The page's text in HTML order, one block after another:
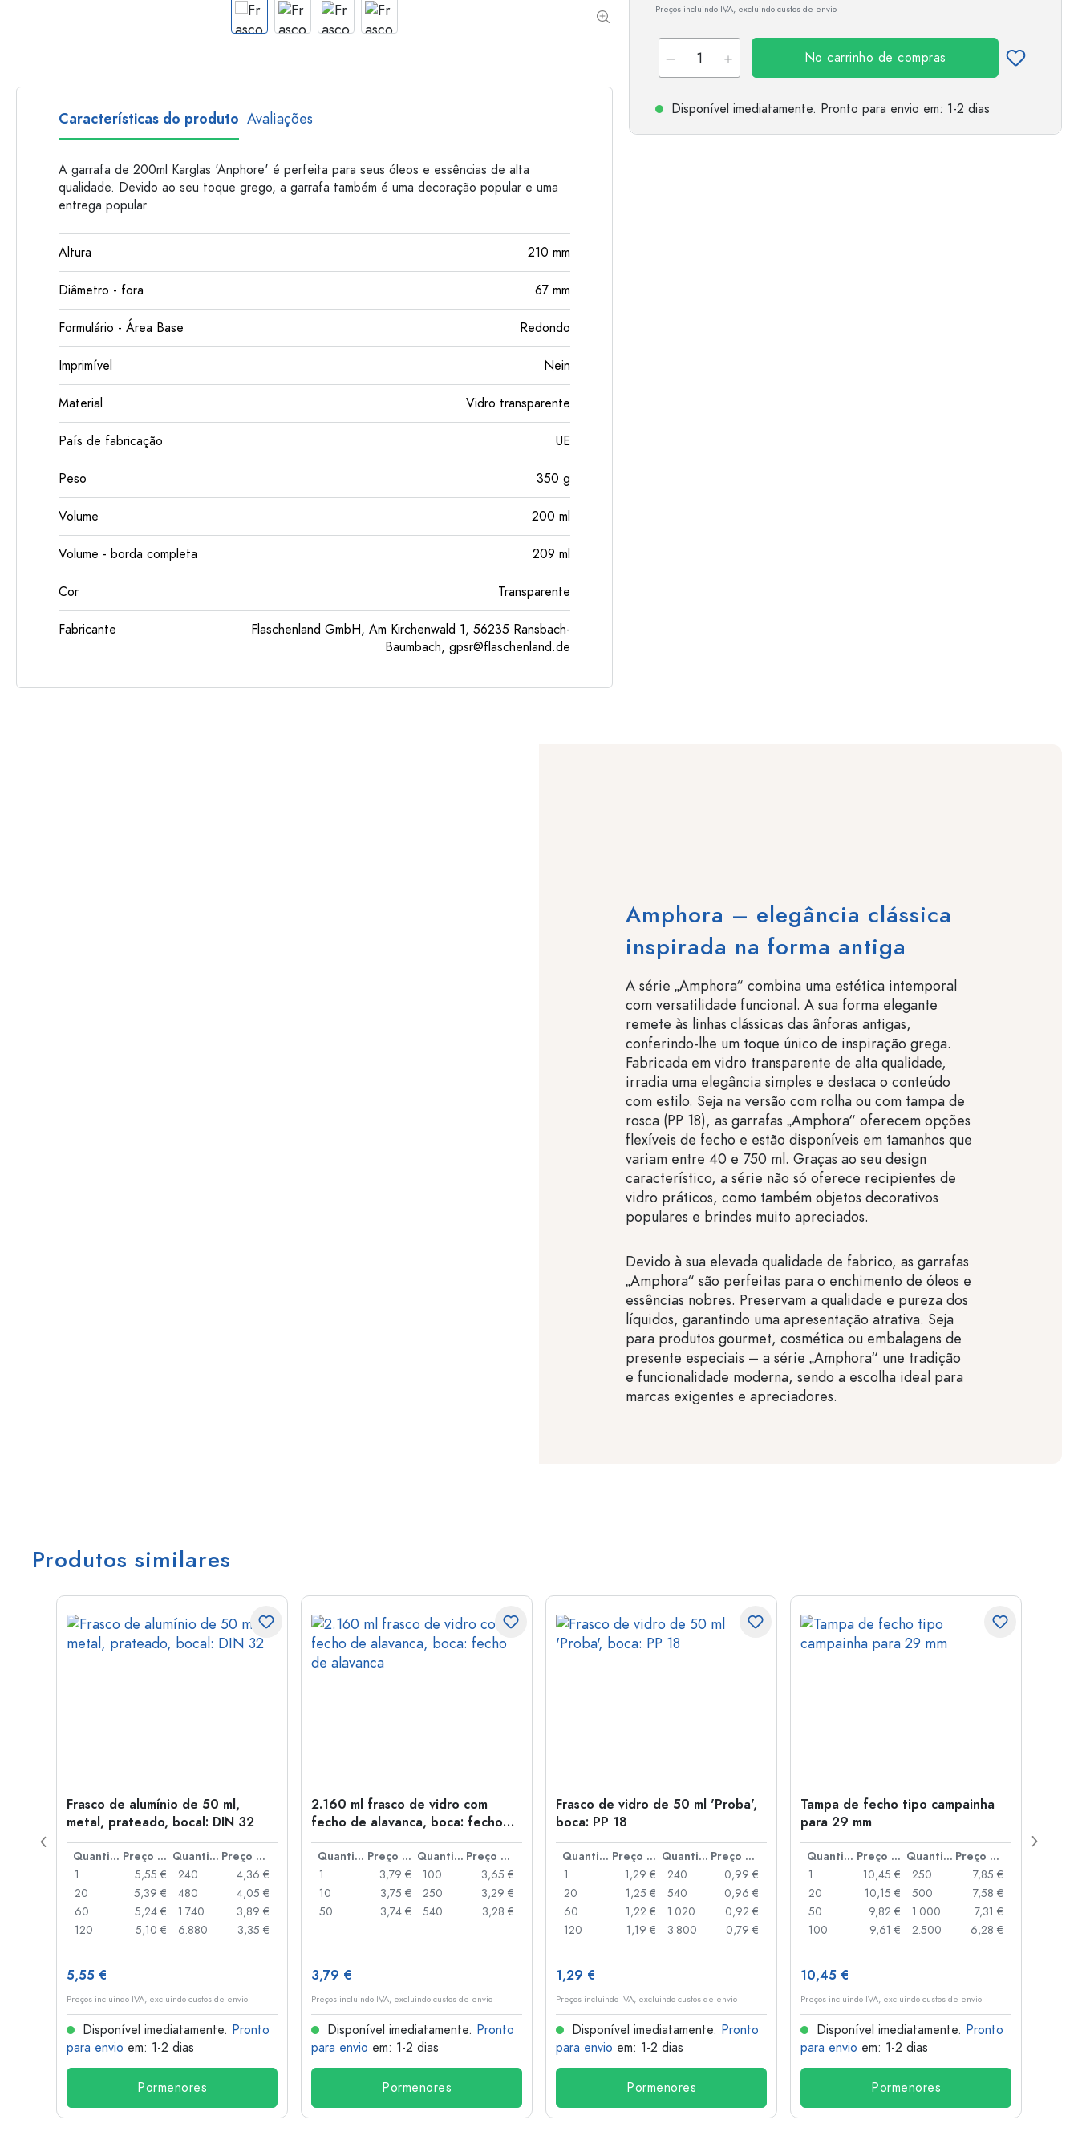
Garrafas de plastico
Preços incluindo IVA, excluindo custos de envio
No carrinho de compras
Disponível imediatamente. Pronto para envio em: 1-2 dias
Características do produto Avaliações
A garrafa de 200ml Karglas 'Anphore' é perfeita para seus óleos e essências de alta
qualidade. Devido ao seu toque grego, a garrafa também é uma decoração popular e uma
entrega popular.
Altura 210 mm
Diâmetro - fora 67 mm
Formulário - Área Base Redondo
Imprimível Nein
Material Vidro transparente
País de fabricação UE
Peso 350 g
Volume 200 ml
Volume - borda completa 209 ml
Cor Transparente
Fabricante
Flaschenland GmbH, Am Kirchenwald 1, 56235 Ransbach-
Baumbach, gpsr@flaschenland.de
Amphora – elegância clássica
inspirada na forma antiga
A série „Amphora“ combina uma estética intemporal
com versatilidade funcional. A sua forma elegante
remete às linhas clássicas das ânforas antigas,
conferindo-lhe um toque único de inspiração grega.
Fabricada em vidro transparente de alta qualidade,
irradia uma elegância simples e destaca o conteúdo
com estilo. Seja na versão com rolha ou com tampa de
rosca (PP 18), as garrafas „Amphora“ oferecem opções
flexíveis de fecho e estão disponíveis em tamanhos que
variam entre 40 e 750 ml. Graças ao seu design
característico, a série não só oferece recipientes de
vidro práticos, como também objetos decorativos
populares e brindes muito apreciados.
Devido à sua elevada qualidade de fabrico, as garrafas
„Amphora“ são perfeitas para o enchimento de óleos e
essências nobres. Preservam a qualidade e pureza dos
líquidos, garantindo uma apresentação atrativa. Seja
para produtos gourmet, cosmética ou embalagens de
presente especiais – a série „Amphora“ une tradição
e funcionalidade moderna, sendo a escolha ideal para
marcas exigentes e apreciadores.
Produtos similares
Frasco de alumínio de 50 ml,
metal, prateado, bocal: DIN 32
Quantidade Preço por peça Quantidade
Preço por peça
1
5,55 €
20
5,39 €
60
5,24 €
120
5,10 €
240
4,36 €
480
4,05 €
1.740
3,89 €
6.880
3,35 €
5,55 €
Preços incluindo IVA, excluindo custos de envio
Disponível imediatamente. Pronto
para envio em: 1-2 dias
Pormenores
2.160 ml frasco de vidro com
fecho de alavanca, boca: fecho
de alavanca
Quantidade Preço por peça Quantidade
Preço por peça
1
3,79 €
10
3,75 €
50
3,74 €
100
3,65 €
250
3,29 €
540
3,28 €
3,79 €
Preços incluindo IVA, excluindo custos de envio
Disponível imediatamente. Pronto
para envio em: 1-2 dias
Pormenores
Frasco de vidro de 50 ml 'Proba',
boca: PP 18
Quantidade Preço por peça Quantidade
Preço por peça
1
1,29 €
20
1,25 €
60
1,22 €
120
1,19 €
240
0,99 €
540
0,96 €
1.020
0,92 €
3.800
0,79 €
1,29 €
Preços incluindo IVA, excluindo custos de envio
Disponível imediatamente. Pronto
para envio em: 1-2 dias
Pormenores
Tampa de fecho tipo campainha
para 29 mm
Quantidade Preço por peça Quantidade
Preço por peça
1
10,45 €
20
10,15 €
50
9,82 €
100
9,61 €
250
7,85 €
500
7,58 €
1.000
7,31 €
2.500
6,28 €
10,45 €
Preços incluindo IVA, excluindo custos de envio
Disponível imediatamente. Pronto
para envio em: 1-2 dias
Pormenores